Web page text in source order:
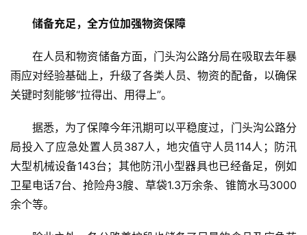
储备充足，全方位加强物资保障
在人员和物资储备方面，门头沟公路分局在吸取去年暴
雨应对经验基础上，升级了各类人员、物资的配备，以确保
关键时刻能够“拉得出、用得上”。
据悉，为了保障今年汛期可以平稳度过，门头沟公路分
局投入了应急处置人员387人，地灾值守人员114人；防汛
大型机械设备143台；其他防汛小型器具也已经备足，例如
卫星电话7台、抢险舟3艘、草袋1.3万余条、锥筒水马3000
余个等。